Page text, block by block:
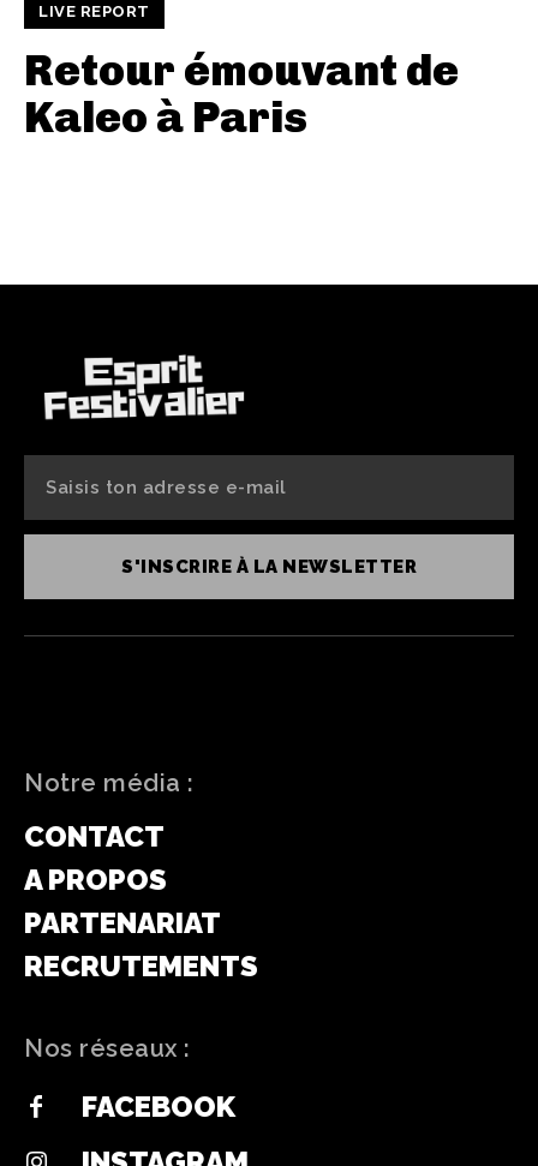
LIVE REPORT
Retour émouvant de
Kaleo à Paris
S'INSCRIRE À LA NEWSLETTER
Notre média :
CONTACT
A PROPOS
PARTENARIAT
RECRUTEMENTS
Nos réseaux :
FACEBOOK